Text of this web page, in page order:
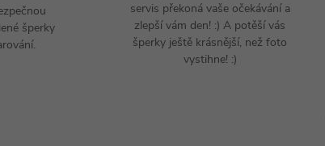
šperky
servis překoná vaše očekávání a
zlepší vám den! :) A potěší vás
šperky ještě krásnější, než foto
vystihne! :)